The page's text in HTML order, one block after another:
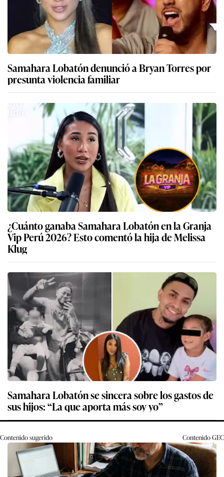
Samahara Lobatón denunció a Bryan Torres por
presunta violencia familiar
¿Cuánto ganaba Samahara Lobatón en la Granja
Vip Perú 2026? Esto comentó la hija de Melissa
Klug
Samahara Lobatón se sincera sobre los gastos de
sus hijos: “La que aporta más soy yo”
Contenido sugerido ContenidoGEC